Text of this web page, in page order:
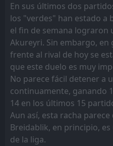
En sus últimos dos
los "verdes" han estado a
el fin de semana lograron
Akureyri. Sin embargo, en
frente al rival de hoy se
que este duelo es muy
No parece fácil detener a
continuamente, ganando
14 en los últimos 15
Aun así, esta racha
Breidablik, en principio,
de la liga.